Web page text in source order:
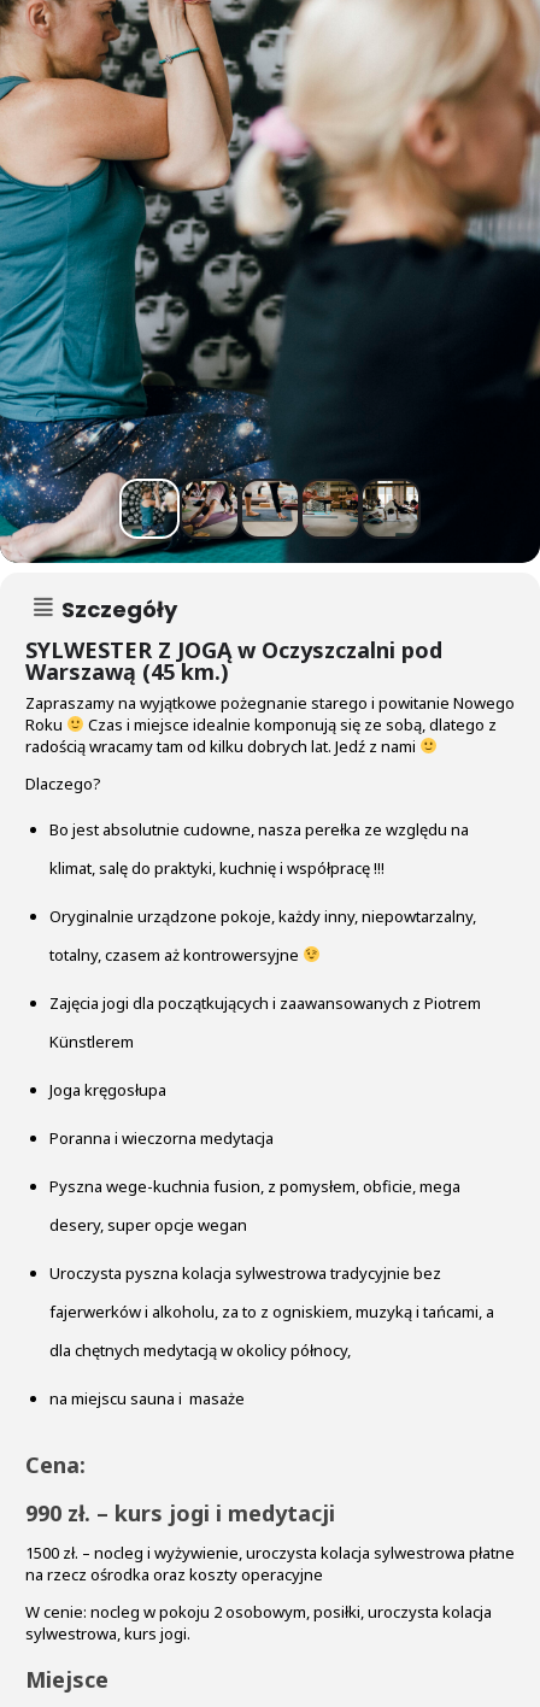
Szczegóły
SYLWESTER Z JOGĄ w Oczyszczalni pod
Warszawą (45 km.)
Zapraszamy na wyjątkowe pożegnanie starego i powitanie Nowego
Roku
Czas i miejsce idealnie komponują się ze sobą, dlatego z
radością wracamy tam od kilku dobrych lat. Jedź z nami
Dlaczego?
Bo jest absolutnie cudowne, nasza perełka ze względu na
klimat, salę do praktyki, kuchnię i współpracę !!!
Oryginalnie urządzone pokoje, każdy inny, niepowtarzalny,
totalny, czasem aż kontrowersyjne
Zajęcia jogi dla początkujących i zaawansowanych z Piotrem
Künstlerem
Joga kręgosłupa
Poranna i wieczorna medytacja
Pyszna wege-kuchnia fusion, z pomysłem, obficie, mega
desery, super opcje wegan
Uroczysta pyszna kolacja sylwestrowa tradycyjnie bez
fajerwerków i alkoholu, za to z ogniskiem, muzyką i tańcami, a
dla chętnych medytacją w okolicy północy,
na miejscu sauna i masaże
Cena:
990 zł. – kurs jogi i medytacji
1500 zł. – nocleg i wyżywienie, uroczysta kolacja sylwestrowa płatne
na rzecz ośrodka oraz koszty operacyjne
W cenie: nocleg w pokoju 2 osobowym, posiłki, uroczysta kolacja
sylwestrowa, kurs jogi.
Miejsce